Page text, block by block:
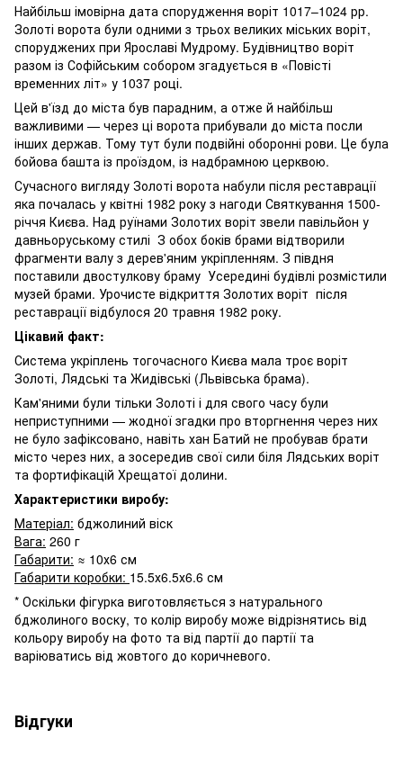
Найбільш імовірна дата спорудження воріт 1017–1024 рр.
Золоті ворота були одними з трьох великих міських воріт,
споруджених при Ярославі Мудрому. Будівництво воріт
разом із Софійським собором згадується в «Повісті
временних літ» у 1037 році.
Цей в'їзд до міста був парадним, а отже й найбільш
важливими — через ці ворота прибували до міста посли
інших держав. Тому тут були подвійні оборонні рови. Це була
бойова башта із проїздом, із надбрамною церквою.
Сучасного вигляду Золоті ворота набули після реставрації
яка почалась у квітні 1982 року з нагоди Святкування 1500-
річчя Києва. Над руїнами Золотих воріт звели павільйон у
давньоруському стилі З обох боків брами відтворили
фрагменти валу з дерев'яним укріпленням. З півдня
поставили двостулкову браму Усередині будівлі розмістили
музей брами. Урочисте відкриття Золотих воріт після
реставрації відбулося 20 травня 1982 року.
Цікавий факт:
Система укріплень тогочасного Києва мала троє воріт
Золоті, Лядські та Жидівські (Львівська брама).
Кам'яними були тільки Золоті і для свого часу були
неприступними — жодної згадки про вторгнення через них
не було зафіксовано, навіть хан Батий не пробував брати
місто через них, а зосередив свої сили біля Лядських воріт
та фортифікацій Хрещатої долини.
Характеристики виробу:
Матеріал: бджолиний віск
Вага: 260 г
Габарити: ≈ 10х6 см
Габарити коробки: 15.5х6.5х6.6 см
* Оскільки фігурка виготовляється з натурального
бджолиного воску, то колір виробу може відрізнятись від
кольору виробу на фото та від партії до партії та
варіюватись від жовтого до коричневого.
Відгуки